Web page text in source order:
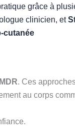
grâce à
clinicien, et
cutanée
. Ces
au corps